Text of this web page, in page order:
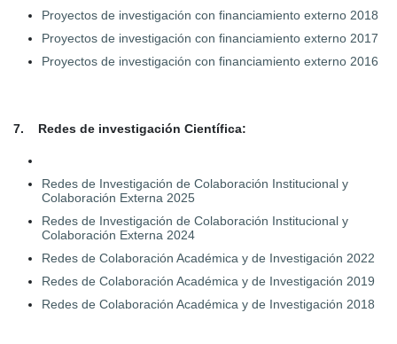
Proyectos de investigación con financiamiento externo 2018
Proyectos de investigación con financiamiento externo 2017
Proyectos de investigación con financiamiento externo 2016
7. Redes de investigación Científica:
Redes de Investigación de Colaboración Institucional y
Colaboración Externa 2025
Redes de Investigación de Colaboración Institucional y
Colaboración Externa 2024
Redes de Colaboración Académica y de Investigación 2022
Redes de Colaboración Académica y de Investigación 2019
Redes de Colaboración Académica y de Investigación 2018